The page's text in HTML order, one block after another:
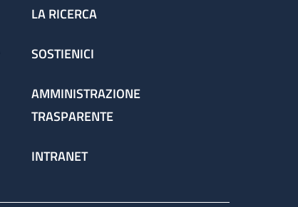
LA RICERCA
SOSTIENICI
AMMINISTRAZIONE
TRASPARENTE
INTRANET